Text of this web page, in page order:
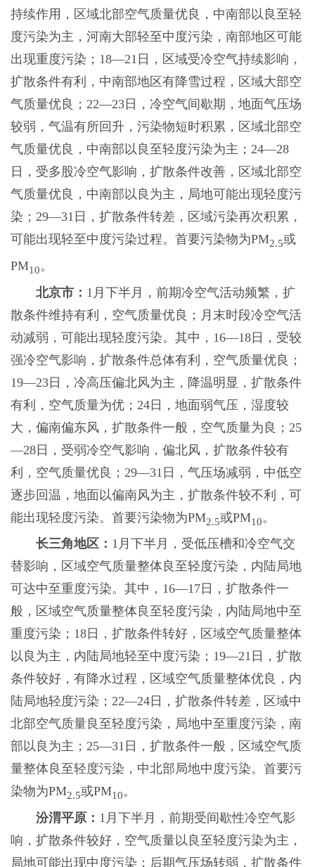
持续作用，区域北部空气质量优良，中南部以良至轻
度污染为主，河南大部轻至中度污染，南部地区可能
出现重度污染；18—21日，区域受冷空气持续影响，
扩散条件有利，中南部地区有降雪过程，区域大部空
气质量优良；22—23日，冷空气间歇期，地面气压场
较弱，气温有所回升，污染物短时积累，区域北部空
气质量优良，中南部以良至轻度污染为主；24—28
日，受多股冷空气影响，扩散条件改善，区域北部空
气质量优良，中南部以良为主，局地可能出现轻度污
染；29—31日，扩散条件转差，区域污染再次积累，
可能出现轻至中度污染过程。首要污染物为PM2.5或
PM10。
北京市： 1月下半月，前期冷空气活动频繁，扩
散条件维持有利，空气质量优良；月末时段冷空气活
动减弱，可能出现轻度污染。其中，16—18日，受较
强冷空气影响，扩散条件总体有利，空气质量优良；
19—23日，冷高压偏北风为主，降温明显，扩散条件
有利，空气质量为优；24日，地面弱气压，湿度较
大，偏南偏东风，扩散条件一般，空气质量为良；25
—28日，受弱冷空气影响，偏北风，扩散条件较有
利，空气质量优良；29—31日，气压场减弱，中低空
逐步回温，地面以偏南风为主，扩散条件较不利，可
能出现轻度污染。首要污染物为PM2.5或PM10。
长三角地区： 1月下半月，受低压槽和冷空气交
替影响，区域空气质量整体良至轻度污染，内陆局地
可达中至重度污染。其中，16—17日，扩散条件一
般，区域空气质量整体良至轻度污染，内陆局地中至
重度污染；18日，扩散条件转好，区域空气质量整体
以良为主，内陆局地轻至中度污染；19—21日，扩散
条件较好，有降水过程，区域空气质量整体优良，内
陆局地轻度污染；22—24日，扩散条件转差，区域中
北部空气质量良至轻度污染，局地中至重度污染，南
部以良为主；25—31日，扩散条件一般，区域空气质
量整体良至轻度污染，中北部局地中度污染。首要污
染物为PM2.5或PM10。
汾渭平原： 1月下半月，前期受间歇性冷空气影
响，扩散条件较好，空气质量以良至轻度污染为主，
局地可能出现中度污染；后期气压场转弱，扩散条件